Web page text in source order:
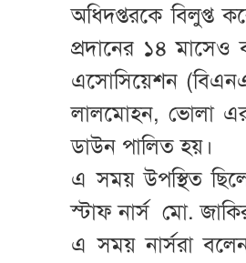
অধিদপ্তরকে বিলুপ্ত
প্রদানের ১৪ মাসেও
এসোসিয়েশন
লালমোহন, ভোলা এর
ডাউন পালিত হয়।
এ সময় উপস্থিত
স্টাফ নার্স মো.
এ সময় নার্সরা